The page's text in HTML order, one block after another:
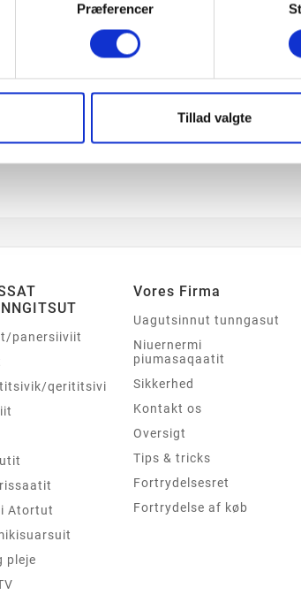
Præferencer
Tillad valgte
Liga. Rubus lampen har en flot kantet
panersiiviit
qerititsivik
Atortut
pleje
Vores Firma
Uagutsinnut tunngasut
Niuernermi
piumasaqaatit
Sikkerhed
Kontakt os
Oversigt
Tips & tricks
Fortrydelsesret
Fortrydelse af køb